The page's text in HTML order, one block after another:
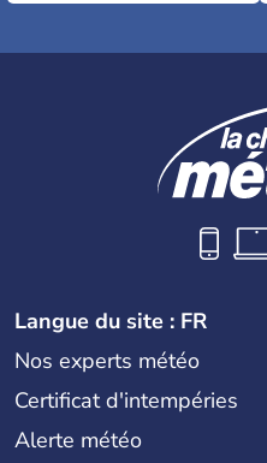
Langue du site : FR
Nos experts météo
Certificat d'intempéries
Alerte météo